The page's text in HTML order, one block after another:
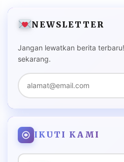
NEWSLETTER
Jangan lewatkan berita
sekarang.
IKUTI KAMI